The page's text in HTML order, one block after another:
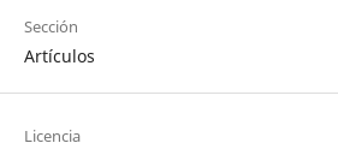
Sección
Artículos
Licencia